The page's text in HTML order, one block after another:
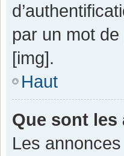
par un mot
[img].
Haut
Que sont
Les